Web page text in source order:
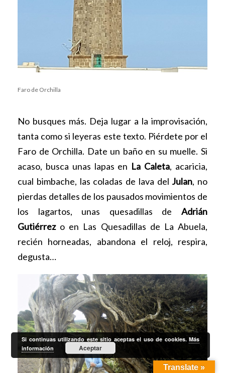
Faro de Orchilla
No busques más. Deja lugar a la improvisación,
tanta como si leyeras este texto. Piérdete por el
Faro de Orchilla. Date un baño en su muelle. Si
acaso, busca unas lapas en La Caleta, acaricia,
cual bimbache, las coladas de lava del Julan, no
pierdas detalles de los pausados movimientos de
los lagartos, unas quesadillas de Adrián
Gutiérrezo en Las Quesadillas de La Abuela,
recién horneadas, abandona el reloj, respira,
degusta…
Translate »
Si continuas utilizando este sitio aceptas el uso de cookies. Más
información
Aceptar